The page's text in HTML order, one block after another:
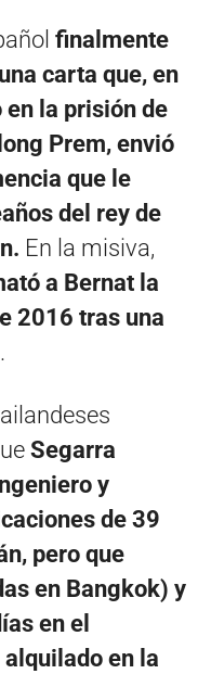
finalmente
carta que, en
la prisión de
Prem, envió
que le
del rey de
En la misiva,
a Bernat la
2016 tras una
.
Segarra
y
de 39
pero que
en Bangkok) y
en el
en la